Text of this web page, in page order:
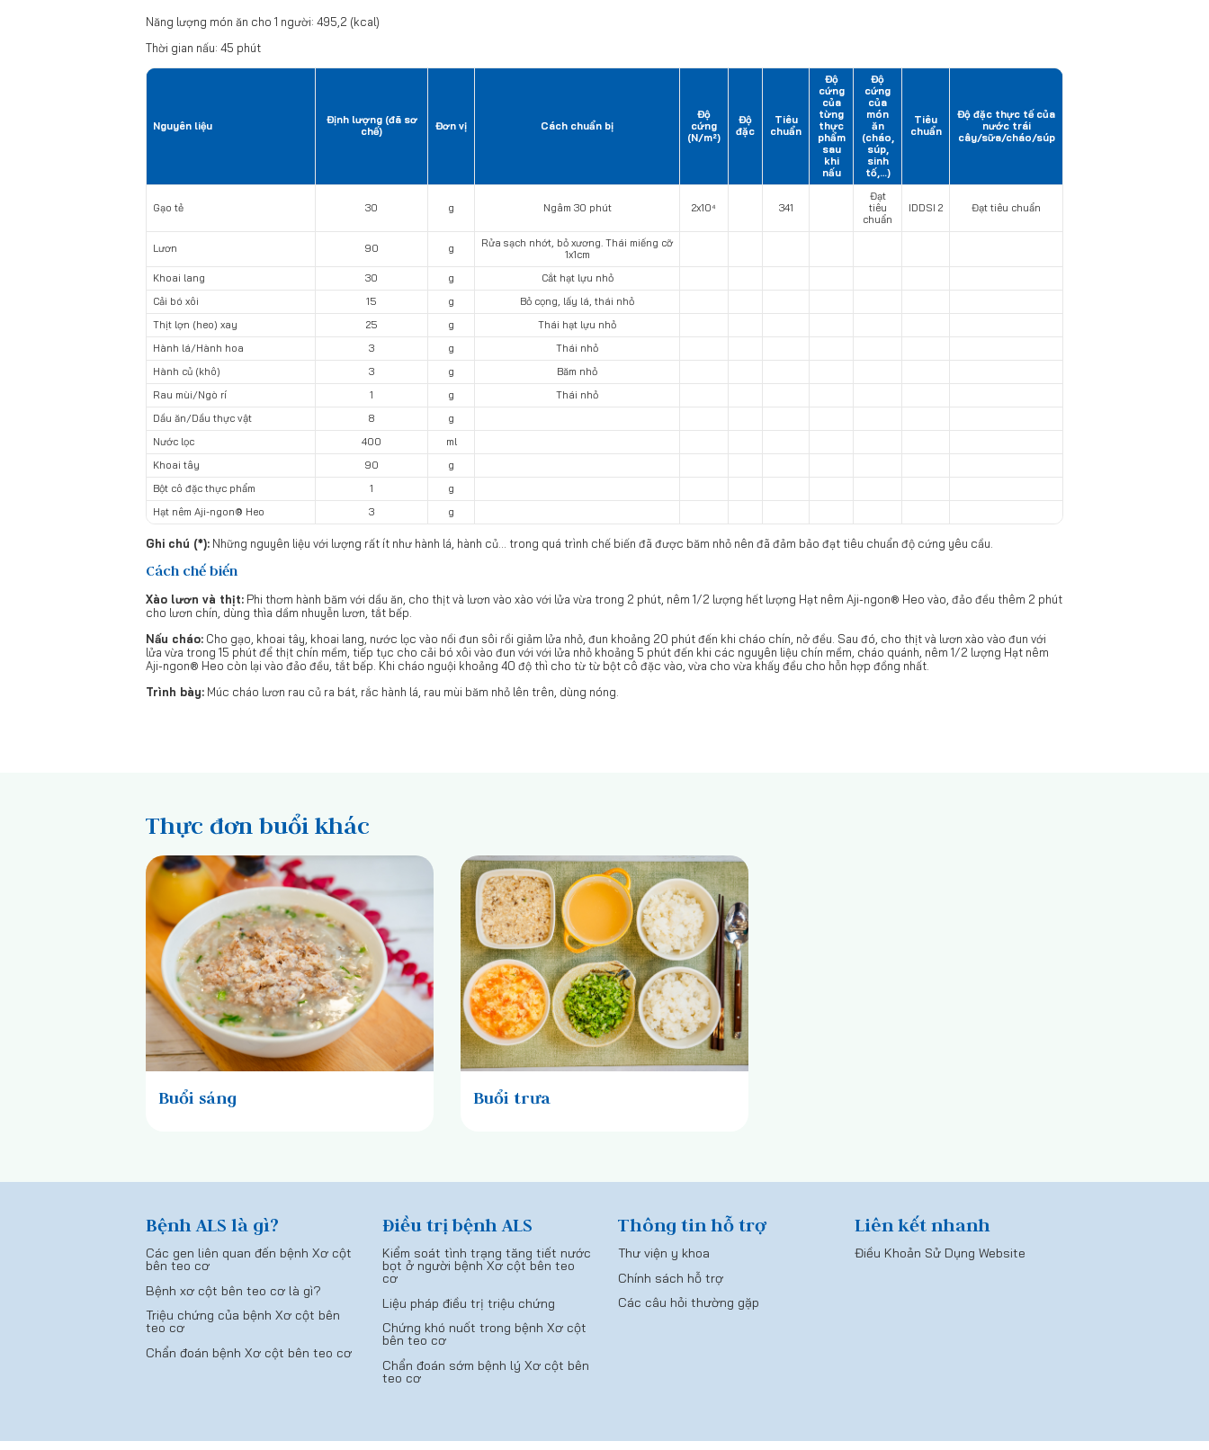
Năng lượng món ăn cho 1 người: 495,2 (kcal)
Thời gian nấu: 45 phút
Nguyên liệu
Định lượng (đã sơ
chế)
Đơn vị Cách chuẩn bị
Độ
cứng
(N/m²)
Độ
đặc
Tiêu
chuẩn
Độ
cứng
của
từng
thực
phẩm
sau
khi
nấu
Độ
cứng
của
món
ăn
(cháo,
súp,
sinh
tố,…)
Tiêu
chuẩn
Độ đặc thực tế của
nước trái
cây/sữa/cháo/súp
Gạo tẻ 30 g Ngâm 30 phút 2x10⁴ 341
Đạt
tiêu
chuẩn
IDDSI 2 Đạt tiêu chuẩn
Lươn 90 g
Rửa sạch nhớt, bỏ xương. Thái miếng cỡ
1x1cm
Khoai lang
30 g
Cắt hạt lựu nhỏ
Cải bó xôi
15 g
Bỏ cọng, lấy lá, thái nhỏ
Thịt lợn (heo) xay
25 g
Thái hạt lựu nhỏ
Hành lá/Hành hoa
3 g
Thái nhỏ
Hành củ (khô)
3 g
Băm nhỏ
Rau mùi/Ngò rí
1 g
Thái nhỏ
Dầu ăn/Dầu thực vật
8
g
Nước lọc
400
ml
Khoai tây
90
g
Bột cô đặc thực phẩm
1
g
Hạt nêm Aji-ngon® Heo
3 g
Ghi chú (*): Những nguyên liệu với lượng rất ít như hành lá, hành củ... trong quá trình chế biến đã được băm nhỏ nên đã đảm bảo đạt tiêu chuẩn độ cứng yêu cầu.
Cách chế biến
Xào lươn và thịt: Phi thơm hành băm với dầu ăn, cho thịt và lươn vào xào với lửa vừa trong 2 phút, nêm 1/2 lượng hết lượng Hạt nêm Aji-ngon® Heo vào, đảo đều thêm 2 phút
cho lươn chín, dùng thìa dầm nhuyễn lươn, tắt bếp.
Nấu cháo: Cho gạo, khoai tây, khoai lang, nước lọc vào nồi đun sôi rồi giảm lửa nhỏ, đun khoảng 20 phút đến khi cháo chín, nở đều. Sau đó, cho thịt và lươn xào vào đun với
lửa vừa trong 15 phút để thịt chín mềm, tiếp tục cho cải bó xôi vào đun với với lửa nhỏ khoảng 5 phút đến khi các nguyên liệu chín mềm, cháo quánh, nêm 1/2 lượng Hạt nêm
Aji-ngon® Heo còn lại vào đảo đều, tắt bếp. Khi cháo nguội khoảng 40 độ thì cho từ từ bột cô đặc vào, vừa cho vừa khấy đều cho hỗn hợp đồng nhất.
Trình bày: Múc cháo lươn rau củ ra bát, rắc hành lá, rau mùi băm nhỏ lên trên, dùng nóng.
Thực đơn buổi khác
Buổi sáng Buổi trưa
Bệnh ALS là gì?
Các gen liên quan đến bệnh Xơ cột
bên teo cơ
Bệnh xơ cột bên teo cơ là gì?
Triệu chứng của bệnh Xơ cột bên
teo cơ
Chẩn đoán bệnh Xơ cột bên teo cơ
Điều trị bệnh ALS
Kiểm soát tình trạng tăng tiết nước
bọt ở người bệnh Xơ cột bên teo
cơ
Liệu pháp điều trị triệu chứng
Chứng khó nuốt trong bệnh Xơ cột
bên teo cơ
Chẩn đoán sớm bệnh lý Xơ cột bên
teo cơ
Thông tin hỗ trợ
Thư viện y khoa
Chính sách hỗ trợ
Các câu hỏi thường gặp
Liên kết nhanh
Điều Khoản Sử Dụng Website